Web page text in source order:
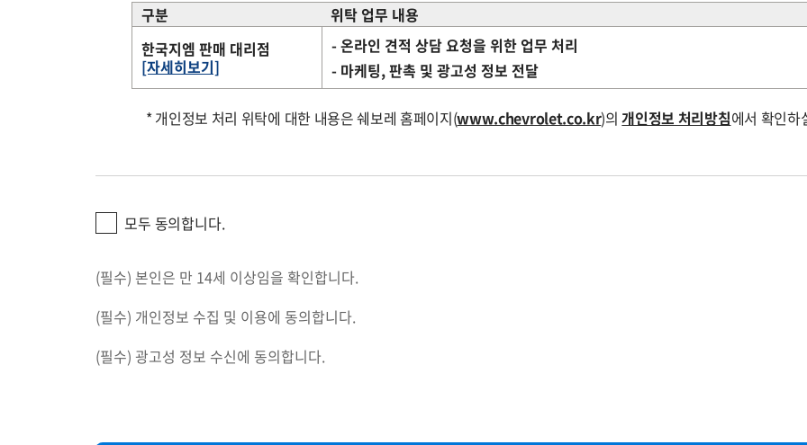
구분
위탁 업무 내용
한국지엠 판매 대리점
[자세히보기]
- 온라인 견적 상담 요청을 위한 업무 처리
- 마케팅, 판촉 및 광고성 정보 전달
* 개인정보 처리 위탁에 대한 내용은 쉐보레 홈페이지(www.chevrolet.co.kr)의개인정보 처리방침에서 확인하
모두 동의합니다.
(필수) 본인은 만 14세 이상임을 확인합니다.
(필수) 개인정보 수집 및 이용에 동의합니다.
(필수) 광고성 정보 수신에 동의합니다.